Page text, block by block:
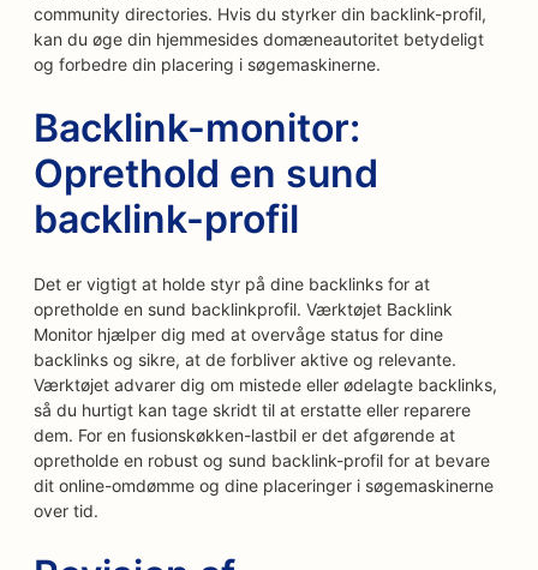
community directories. Hvis du styrker din backlink-profil,
kan du øge din hjemmesides domæneautoritet betydeligt
og forbedre din placering i søgemaskinerne.
Backlink-monitor:
Oprethold en sund
backlink-profil
Det er vigtigt at holde styr på dine backlinks for at
opretholde en sund backlinkprofil. Værktøjet Backlink
Monitor hjælper dig med at overvåge status for dine
backlinks og sikre, at de forbliver aktive og relevante.
Værktøjet advarer dig om mistede eller ødelagte backlinks,
så du hurtigt kan tage skridt til at erstatte eller reparere
dem. For en fusionskøkken-lastbil er det afgørende at
opretholde en robust og sund backlink-profil for at bevare
dit online-omdømme og dine placeringer i søgemaskinerne
over tid.